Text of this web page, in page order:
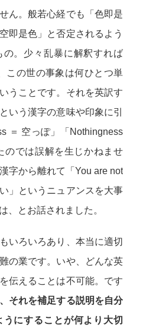
ん。般若心経でも「色即是
即是色」と否定されるよう
の。少々乱暴に解釈すれば
この世の事象は何ひとつ単
うことです。それを英訳す
いう漢字の意味や印象に引
＝ 空っぽ」「Nothingness
のでは誤解を生じかねませ
字から離れて「You are not
」というニュアンスを大事
、とお話されました。
いろいろあり、本当に適切
の業です。いや、どんな英
伝えることは不可能。です
それを補足する説明を自分
にすることが何より大切